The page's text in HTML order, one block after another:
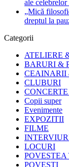
ale celebrelor
„Mică
dreptul la
Categorii
ATELIERE
BARURI &
CEAINARII
CLUBURI
Copii super
Evenimente
EXPOZITII
FILME
LOCURI
POVESTEA
POVESTI